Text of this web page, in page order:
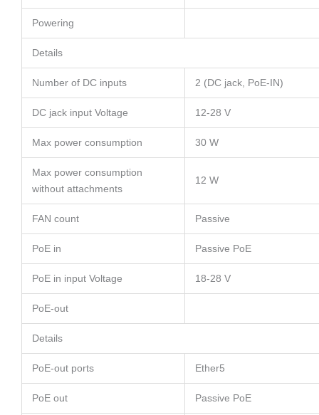
Powering
Details
Number of DC inputs 2 (DC jack, PoE-IN)
DC jack input Voltage 12-28 V
Max power consumption 30 W
Max power consumption
without attachments
12 W
FAN count Passive
PoE in Passive PoE
PoE in input Voltage 18-28 V
PoE-out
Details
PoE-out ports Ether5
PoE out Passive PoE